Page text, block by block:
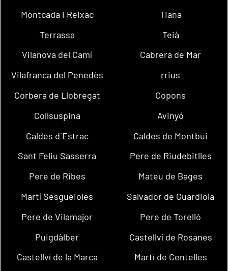
Montcada i Reixac
Tiana
Terrassa
Teià
Vilanova del Camí
Cabrera de Mar
Vilafranca del Penedès
rrius
Corbera de Llobregat
Copons
Collsuspina
Avinyó
Caldes d´Estrac
Caldes de Montbui
Sant Feliu Sasserra
Pere de Riudebitlles
Pere de Ribes
Mateu de Bages
Martí Sesgueioles
Salvador de Guardiola
Pere de Vilamajor
Pere de Torelló
Puigdàlber
Castellví de Rosanes
Castellví de la Marca
Martí de Centelles